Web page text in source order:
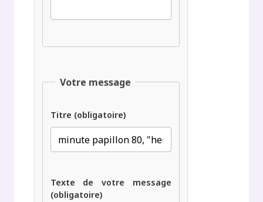
Votre message
Titre (obligatoire)
Texte de votre message
(obligatoire)